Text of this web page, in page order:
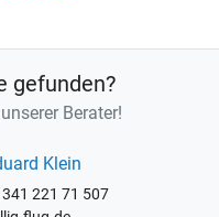
gefunden?
Berater!
Klein
341 221 71 507